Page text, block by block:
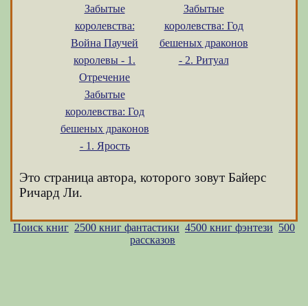
Забытые
королевства:
Война Паучей
королевы - 1.
Отречение
Забытые
королевства: Год
бешеных драконов
- 1. Ярость
Забытые
королевства: Год
бешеных драконов
- 2. Ритуал
Это страница автора, которого зовут Байерс
Ричард Ли.
Поиск книг 2500 книг фантастики 4500 книг фэнтези 500
рассказов